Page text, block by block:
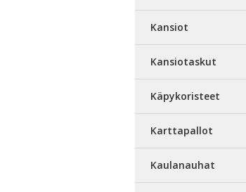
Kansiot
Kansiotaskut
Käpykoristeet
Karttapallot
Kaulanauhat